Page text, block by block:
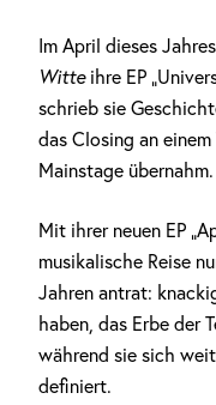
Im April dieses
Witteihre EP
schrieb sie
das Closing an
Mainstage übernahm.
Mit ihrer neuen EP
musikalische Reise
Jahren antrat:
haben, das Erbe der
während sie sich
definiert.